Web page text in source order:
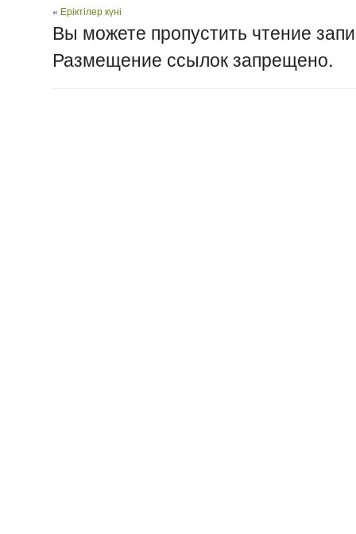
« Еріктілер күні
Вы можете пропустить чтение
Размещение ссылок запрещено.